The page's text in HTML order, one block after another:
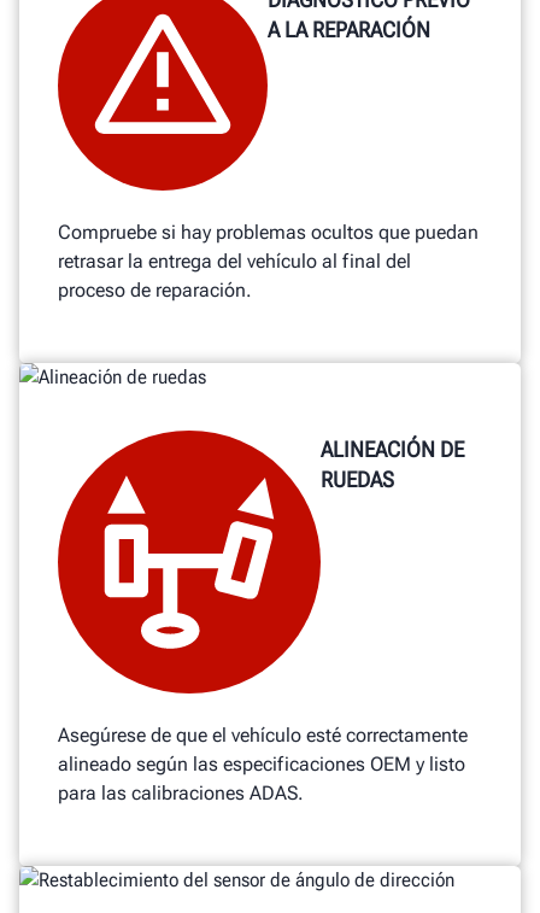
A LA REPARACIÓN
Compruebe si hay problemas ocultos que puedan
retrasar la entrega del vehículo al final del
proceso de reparación.
ALINEACIÓN DE
RUEDAS
Asegúrese de que el vehículo esté correctamente
alineado según las especificaciones OEM y listo
para las calibraciones ADAS.